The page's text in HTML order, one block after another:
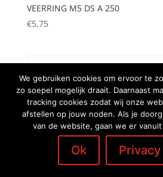
VEERRING M5 DS A 250
€5,75
We gebruiken cookies om ervoor te
zo soepel mogelijk draait. Daarnaast
tracking cookies zodat wij onze
afstellen op jouw noden. Als je
van de website, gaan we er
Ok